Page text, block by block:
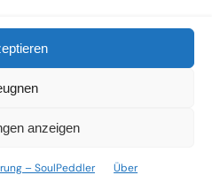
anzeigen
– SoulPeddler Über
für unabhängige Künstler und
maßgeschneiderte Lösungen
der Musikindustrie.
& Vinyl Production – DUBOX –
MOVA Museum of Vinyl Arts